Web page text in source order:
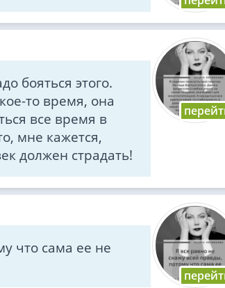
бояться этого.
то время, она
все время в
мне кажется,
должен страдать!
что сама ее не